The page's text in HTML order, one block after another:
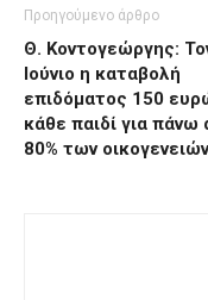
Προηγούμενο άρθρο
Θ. Κοντογεώργης:
Ιούνιο η καταβολή
επιδόματος 150
κάθε παιδί για πάνω
80% των οικογενειών